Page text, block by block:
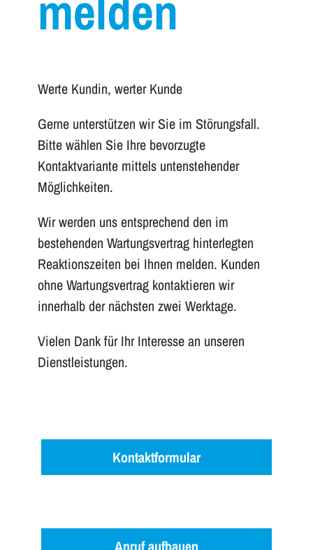
Werte Kundin, werter Kunde
Gerne unterstützen wir Sie im Störungsfall.
Bitte wählen Sie Ihre bevorzugte
Kontaktvariante mittels untenstehender
Möglichkeiten.
Wir werden uns entsprechend den im
bestehenden Wartungsvertrag hinterlegten
Reaktionszeiten bei Ihnen melden. Kunden
ohne Wartungsvertrag kontaktieren wir
innerhalb der nächsten zwei Werktage.
Vielen Dank für Ihr Interesse an unseren
Dienstleistungen.
Kontaktformular
Anruf aufbauen